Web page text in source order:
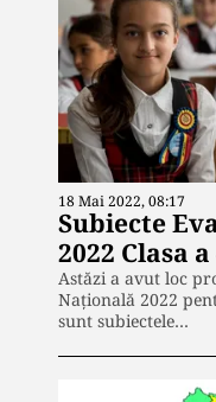
18 Mai 2022, 08:17
Subiecte
2022 Clasa
Astăzi a avut loc
Națională 2022
sunt subiectele…